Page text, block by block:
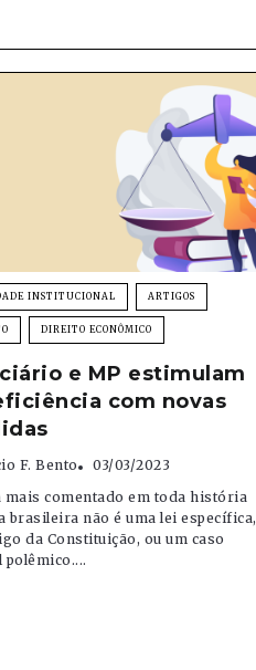
INSTITUCIONAL ARTIGOS
DIREITO ECONÔMICO
e MP estimulam
com novas
F. Bento
03/03/2023
mais comentado em toda história
brasileira não é uma lei específica,
da Constituição, ou um caso
polêmico....